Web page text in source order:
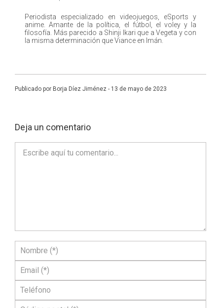
Periodista especializado en videojuegos, eSports y
anime. Amante de la política, el fútbol, el voley y la
filosofía. Más parecido a Shinji Ikari que a Vegeta y con
la misma determinación que Viance en Imán.
Publicado por Borja Díez Jiménez - 13 de mayo de 2023
Deja un comentario